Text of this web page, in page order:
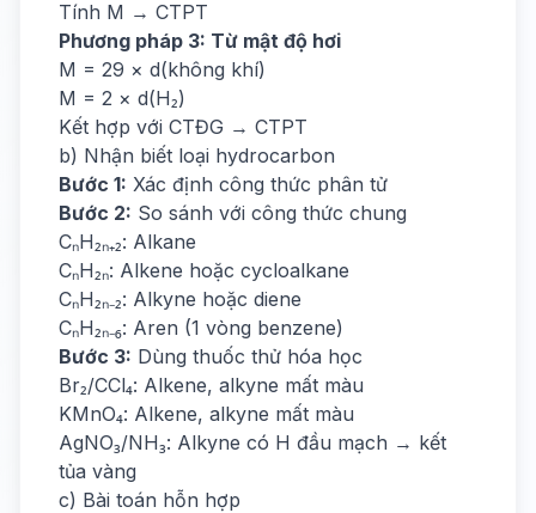
Tính M → CTPT
Phương pháp 3: Từ mật độ hơi
M = 29 × d(không khí)
M = 2 × d(H₂)
Kết hợp với CTĐG → CTPT
b) Nhận biết loại hydrocarbon
Bước 1: Xác định công thức phân tử
Bước 2: So sánh với công thức chung
CₙH₂ₙ₊₂: Alkane
CₙH₂ₙ: Alkene hoặc cycloalkane
CₙH₂ₙ₋₂: Alkyne hoặc diene
CₙH₂ₙ₋₆: Aren (1 vòng benzene)
Bước 3: Dùng thuốc thử hóa học
Br₂/CCl₄: Alkene, alkyne mất màu
KMnO₄: Alkene, alkyne mất màu
AgNO₃/NH₃: Alkyne có H đầu mạch → kết
tủa vàng
c) Bài toán hỗn hợp